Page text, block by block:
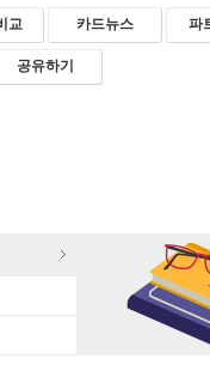
교 카드뉴스 파
공유하기